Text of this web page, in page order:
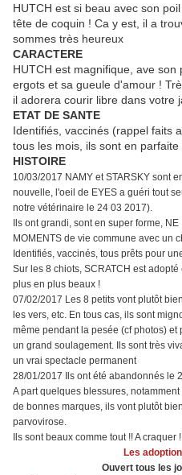
HUTCH est si beau avec son
tête de coquin ! Ca y est, il a
sommes très heureux
CARACTERE
HUTCH est magnifique, ave
ergots et sa gueule d'amour !
il adorera courir libre dans votre
ETAT DE SANTE
Identifiés, vaccinés (rappel faits
tous les mois, ils sont en parfaite
HISTOIRE
10/03/2017 NAMY et STARSKY sont
nouvelle, l'oeil de EYES a guéri tout
notre vétérinaire le 24 03 2017).
Ils ont grandi, sont en super forme,
MOMENTS de vie commune avec un
Identifiés, vaccinés, tous prêts pour
Sur les 8 chiots, SCRATCH est
plus en plus beaux !
07/02/2017 Les 8 petits vont plutôt
les vers, etc. En tous cas, ils sont
même pendant la pesée (cf photos)
un grand soulagement. Ils sont très
un vrai spectacle permanent
28/01/2017 Ils ont été abandonnés le
A part quelques blessures,
de bonnes marques, ils vont plutôt
parvovirose.
Ils sont beaux comme tout !! A craquer
Les
Ouvert tous les